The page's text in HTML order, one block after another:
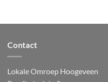
Contact
Lokale Omroep Hoogeveen